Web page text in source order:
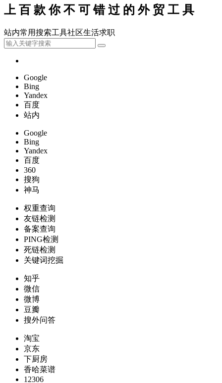
上百款你不可错过的外贸工具
站内常用搜索工具社区生活求职
Google
Bing
Yandex
百度
站内
Google
Bing
Yandex
百度
360
搜狗
神马
权重查询
友链检测
备案查询
PING检测
死链检测
关键词挖掘
知乎
微信
微博
豆瓣
搜外问答
淘宝
京东
下厨房
香哈菜谱
12306